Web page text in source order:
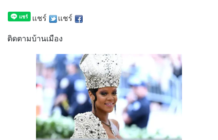
แชร์ แชร์
ติดตามบ้านเมือง